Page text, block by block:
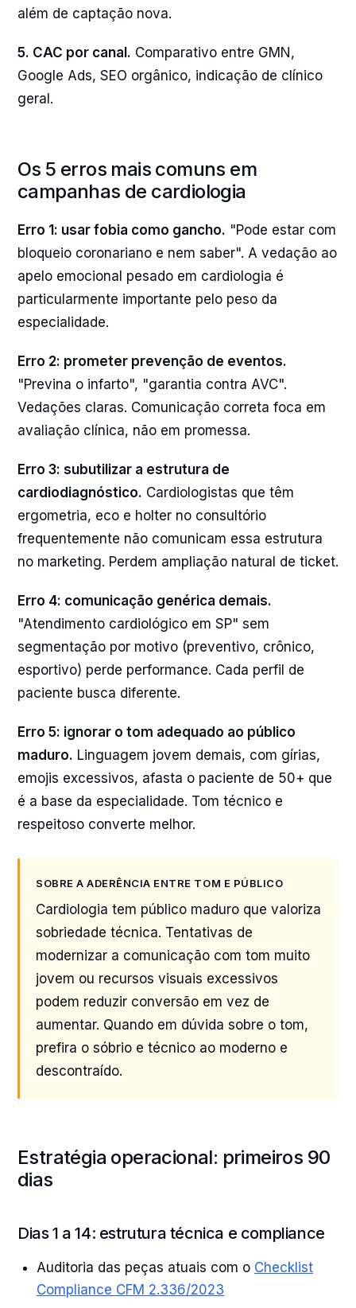
além de captação nova.
5. CAC por canal. Comparativo entre GMN,
Google Ads, SEO orgânico, indicação de clínico
geral.
Os 5 erros mais comuns em
campanhas de cardiologia
Erro 1: usar fobia como gancho. "Pode estar com
bloqueio coronariano e nem saber". A vedação ao
apelo emocional pesado em cardiologia é
particularmente importante pelo peso da
especialidade.
Erro 2: prometer prevenção de eventos.
"Previna o infarto", "garantia contra AVC".
Vedações claras. Comunicação correta foca em
avaliação clínica, não em promessa.
Erro 3: subutilizar a estrutura de
cardiodiagnóstico. Cardiologistas que têm
ergometria, eco e holter no consultório
frequentemente não comunicam essa estrutura
no marketing. Perdem ampliação natural de ticket.
Erro 4: comunicação genérica demais.
"Atendimento cardiológico em SP" sem
segmentação por motivo (preventivo, crônico,
esportivo) perde performance. Cada perfil de
paciente busca diferente.
Erro 5: ignorar o tom adequado ao público
maduro. Linguagem jovem demais, com gírias,
emojis excessivos, afasta o paciente de 50+ que
é a base da especialidade. Tom técnico e
respeitoso converte melhor.
SOBRE A ADERÊNCIA ENTRE TOM E PÚBLICO
Cardiologia tem público maduro que valoriza
sobriedade técnica. Tentativas de
modernizar a comunicação com tom muito
jovem ou recursos visuais excessivos
podem reduzir conversão em vez de
aumentar. Quando em dúvida sobre o tom,
prefira o sóbrio e técnico ao moderno e
descontraído.
Estratégia operacional: primeiros 90
dias
Dias 1 a 14: estrutura técnica e compliance
Auditoria das peças atuais com o Checklist
Compliance CFM 2.336/2023